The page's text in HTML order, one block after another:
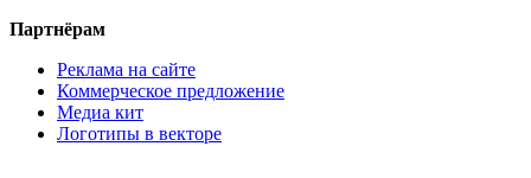
Партнёрам
Реклама на сайте
Коммерческое предложение
Медиа кит
Логотипы в векторе